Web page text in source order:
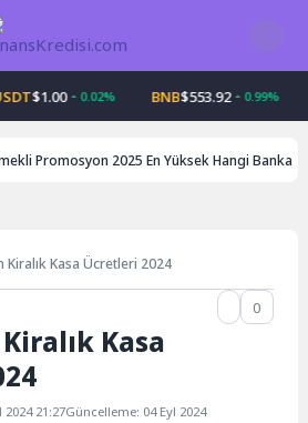
0.02% $553.92 0.99%
Promosyon 2025 En Yüksek Hangi Banka
Kiralık Kasa Ücretleri 2024
0
Kasa
2024 21:27Güncelleme: 04 Eyl 2024